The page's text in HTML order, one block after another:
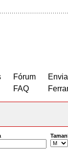
Fórum
FAQ